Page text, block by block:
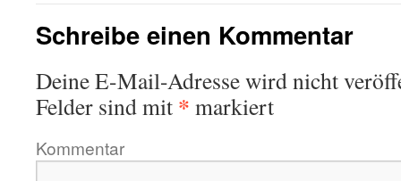
Schreibe einen Kommentar
Deine E-Mail-Adresse wird nicht
Felder sind mit * markiert
Kommentar